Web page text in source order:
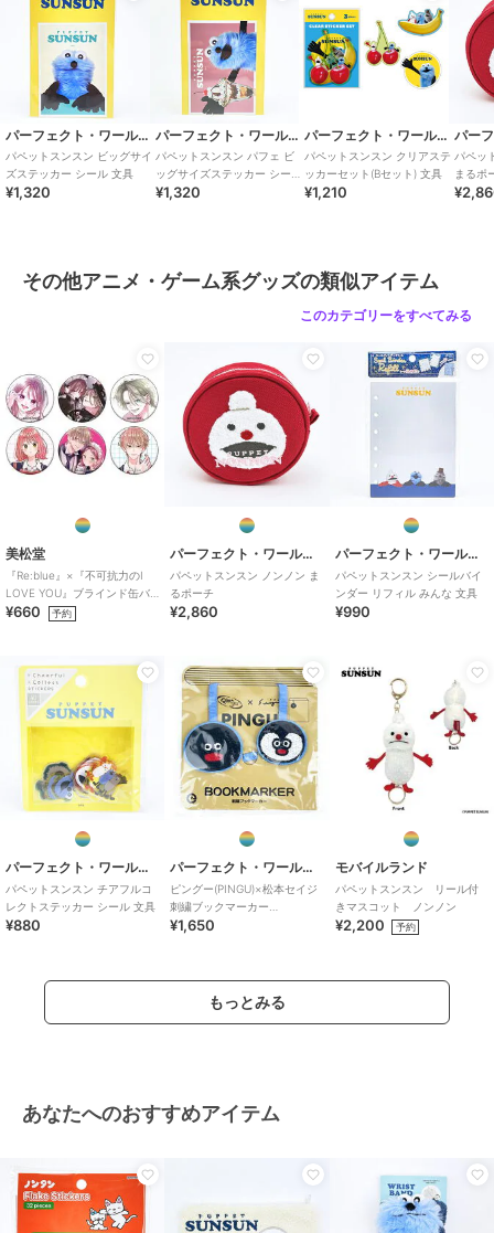
パーフェクト・ワールド・トーキョー
パペットスンスン ビッグサイ
ズステッカー シール 文具
¥1,320
パーフェクト・ワールド・トーキョー
パペットスンスン パフェ ビ
ッグサイズステッカー シール
文具
¥1,320
パーフェクト・ワールド・トーキョー
パペットスンスン クリアステ
ッカーセット(Bセット) 文具
¥1,210
パペッ
まるポ
その他アニメ・ゲーム系グッズの類似アイテム
このカテゴリーをすべてみる
美松堂
『Re:blue』×『不可抗力のI
LOVE YOU』ブラインド缶バ
ッジ（全6種）
¥660 予約
パーフェクト・ワールド・トーキョー
パペットスンスン ノンノン ま
るポーチ
¥2,860
パーフェクト・ワールド・トーキョー
パペットスンスン シールバイ
ンダー リフィル みんな 文具
¥990
パーフェクト・ワールド・トーキョー
パペットスンスン チアフルコ
レクトステッカー シール 文具
¥880
パーフェクト・ワールド・トーキョー
ピングー(PINGU)×松本セイジ
刺繍ブックマーカー
（PINGU&PINGA） しおり 文
¥1,650
モバイルランド
パペットスンスン リール付
きマスコット ノンノン
¥2,200 予約
もっとみる
あなたへのおすすめアイテム